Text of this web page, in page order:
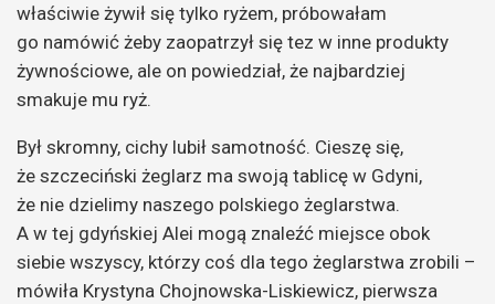
właściwie żywił się tylko ryżem, próbowałam
go namówić żeby zaopatrzył się tez w inne produkty
żywnościowe, ale on powiedział, że najbardziej
smakuje mu ryż.
Był skromny, cichy lubił samotność. Cieszę się,
że szczeciński żeglarz ma swoją tablicę w Gdyni,
że nie dzielimy naszego polskiego żeglarstwa.
A w tej gdyńskiej Alei mogą znaleźć miejsce obok
siebie wszyscy, którzy coś dla tego żeglarstwa zrobili –
mówiła Krystyna Chojnowska-Liskiewicz, pierwsza